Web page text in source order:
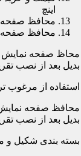
اینچ
محافظ صفحه
محافظ صفحه
محاظ صفحه نمایش
بدیل بعد از نصب
استفاده از مرغوب
محافظ صفحه
بدیل بعد از نصب
بسته بندی شکیل و